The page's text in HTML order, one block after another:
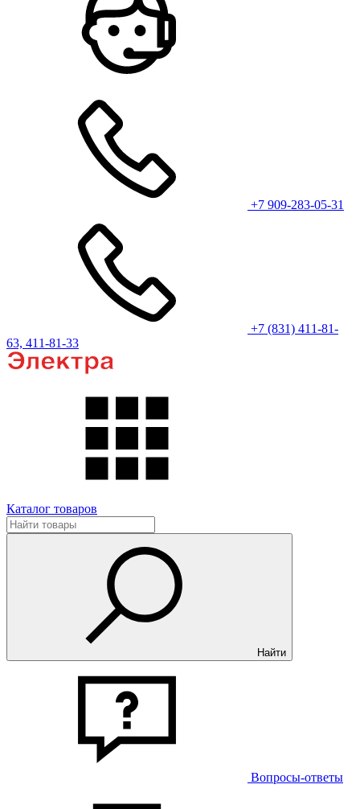
+7 909-283-05-31
+7 (831) 411-81-
63, 411-81-33
Каталог товаров
Найти
Вопросы-ответы